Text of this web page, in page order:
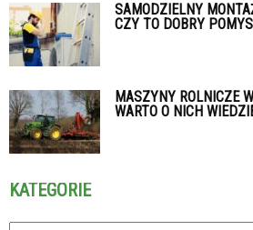
SAMODZIELNY
CZY TO DOBRY
MASZYNY ROLNICZE
WARTO O NICH
KATEGORIE
Kategorie